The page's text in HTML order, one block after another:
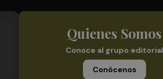
Quienes Somos
Conoce al grupo editorial
Conócenos